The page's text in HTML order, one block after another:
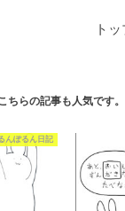
ト
ちらの記事も人気です。
んぽるん日記